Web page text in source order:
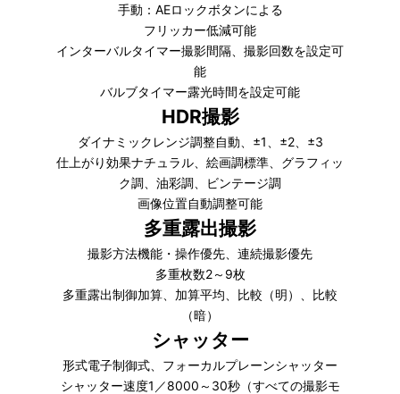
手動：AEロックボタンによる
フリッカー低減可能
インターバルタイマー撮影間隔、撮影回数を設定可
能
バルブタイマー露光時間を設定可能
HDR撮影
ダイナミックレンジ調整自動、±1、±2、±3
仕上がり効果ナチュラル、絵画調標準、グラフィッ
ク調、油彩調、ビンテージ調
画像位置自動調整可能
多重露出撮影
撮影方法機能・操作優先、連続撮影優先
多重枚数2～9枚
多重露出制御加算、加算平均、比較（明）、比較
（暗）
シャッター
形式電子制御式、フォーカルプレーンシャッター
シャッター速度1／8000～30秒（すべての撮影モ